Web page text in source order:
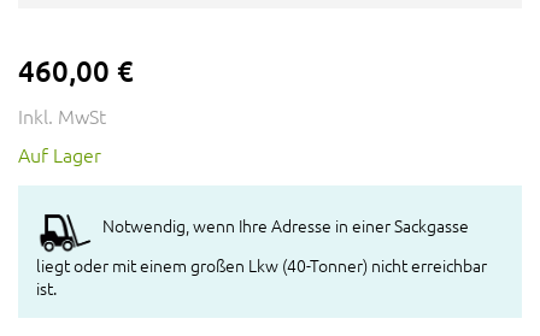
460,00 €
Inkl. MwSt
Auf Lager
Notwendig, wenn Ihre Adresse in einer Sackgasse
liegt oder mit einem großen Lkw (40-Tonner) nicht erreichbar
ist.